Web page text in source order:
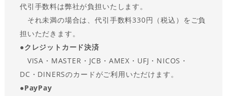
代引手数料は弊社が負担いたします。
それ未満の場合は、代引手数料330円（税込）をご負
担いただきます。
●クレジットカード決済
VISA・MASTER・JCB・AMEX・UFJ・NICOS・
DC・DINERSのカードがご利用いただけます。
●PayPay